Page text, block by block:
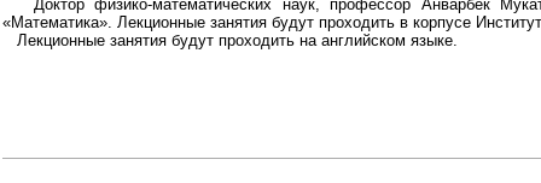
Доктор физико-математических наук, профессор Анварбек
«Математика». Лекционные занятия будут проходить в корпусе
Лекционные занятия будут проходить на английском языке.